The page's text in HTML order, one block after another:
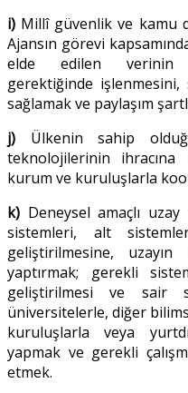
i) Millî güvenlik ve kamu
Ajansın görevi
elde edilen verinin
gerektiğinde işlenmesini,
sağlamak ve paylaşım
j) Ülkenin sahip
teknolojilerinin
kurum ve kuruluşlarla
k) Deneysel amaçlı
sistemleri, alt
geliştirilmesine,
yaptırmak; gerekli
geliştirilmesi ve sair
üniversitelerle, diğer
kuruluşlarla veya
yapmak ve gerekli
etmek.